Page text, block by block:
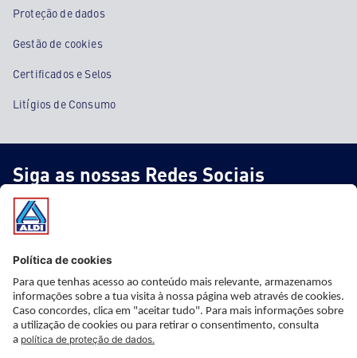
Proteção de dados
Gestão de cookies
Certificados e Selos
Litígios de Consumo
Siga as nossas Redes Sociais
* Informação importante
* Este artigo não faz parte do nosso sortido fixo, está apenas
disponível nas nossas lojas ao preço e a partir da data indicada,
mas com stock limitado. Apesar de uma planificação cuidadosa,